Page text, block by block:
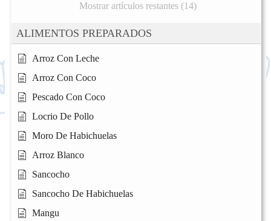
Mostrar artículos restantes (14)
ALIMENTOS PREPARADOS
Arroz Con Leche
Arroz Con Coco
Pescado Con Coco
Locrio De Pollo
Moro De Habichuelas
Arroz Blanco
Sancocho
Sancocho De Habichuelas
Mangu